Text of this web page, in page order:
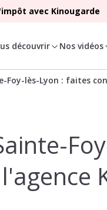
avec Kinougarde
découvrir Nos vidéos
lès-Lyon : faites